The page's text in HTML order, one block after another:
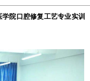
院口腔修复工艺专业实训